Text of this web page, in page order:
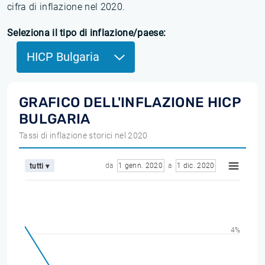
cifra di inflazione nel 2020.
Seleziona il tipo di inflazione/paese:
HICP Bulgaria
GRAFICO DELL'INFLAZIONE HICP
BULGARIA
Tassi di inflazione storici nel 2020
tutti ▾ da 1 genn. 2020 a 1 dic. 2020
4%